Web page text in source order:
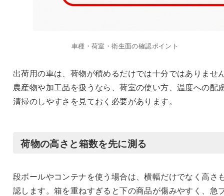
車種・荷室・衛生面の確認ポイント
出荷用の車は、荷物が積めるだけでは十分ではありませ
農産物や加工品を扱うなら、荷室の使い方、温度への配
清掃のしやすさを見ておく必要があります。
荷物の高さと箱数を先に測る
段ボールやコンテナを使う場合は、横幅だけでなく高さ
認します。箱を重ねすぎると下の商品が傷みやすく、急